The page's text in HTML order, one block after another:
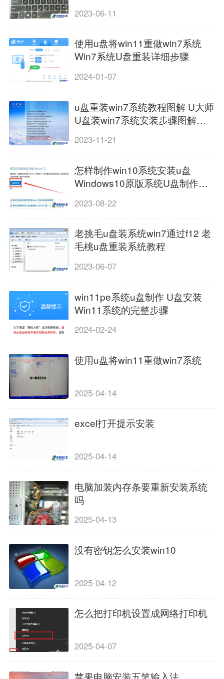
2023-06-11
使用u盘将win11重做win7系统
Win7系统U盘重装详细步骤
2024-01-07
u盘重装win7系统教程图解 U大师
U盘装win7系统安装步骤图解教
2023-11-21
怎样制作win10系统安装u盘
Windows10原版系统U盘制作教
2023-08-22
老挑毛u盘装系统win7通过f12 老
毛桃u盘重装系统教程
2023-06-07
win11pe系统u盘制作 U盘安装
Win11系统的完整步骤
2024-02-24
使用u盘将win11重做win7系统
2025-04-14
excel打开提示安装
2025-04-14
电脑加装内存条要重新安装系统
吗
2025-04-13
没有密钥怎么安装win10
2025-04-12
怎么把打印机设置成网络打印机
2025-04-07
苹果电脑安装五笔输入法